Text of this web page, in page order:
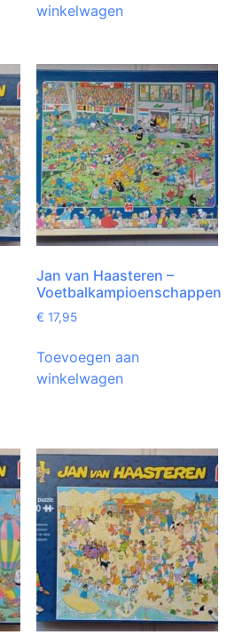
winkelwagen
Jan van Haasteren –
Voetbalkampioenschappen
€ 17,95
Toevoegen aan
winkelwagen